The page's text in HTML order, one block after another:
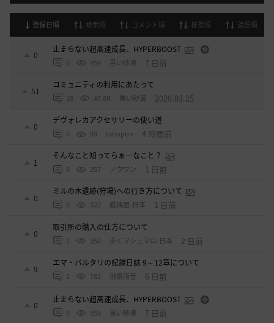
登録日順 検索順 コメント順 推奨順 話題順
0
止まらない超高速成長、HYPERBOOST
0 959 黒い砂漠 7 日前
51
コミュニティの利用にあたって
18 47.8K 黒い砂漠 2020.03.25
0
デヴォレカアクセサリーの使い道
0 99 tanupon 4 時間前
1
そんなこと知ってらぁ…なこと？
0 257 ノウワン 1 日前
0
ミルの木遺跡(狩場)への行き方について
0 322 威璃亜-日本 1 日前
0
取引所の購入の仕方について
2 350 歩くマシュマロ-日本 2 日前
9
エマ・バルタリの記録日誌 9～12章について
1 782 飛鳥雨音 6 日前
0
止まらない超高速成長、HYPERBOOST
0 959 黒い砂漠 7 日前